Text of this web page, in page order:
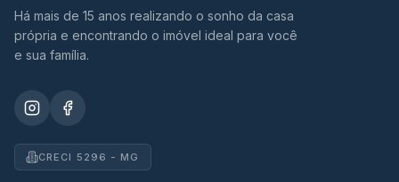
Há mais de 15 anos realizando o sonho da casa
própria e encontrando o imóvel ideal para você
e sua família.
CRECI 5296 - MG